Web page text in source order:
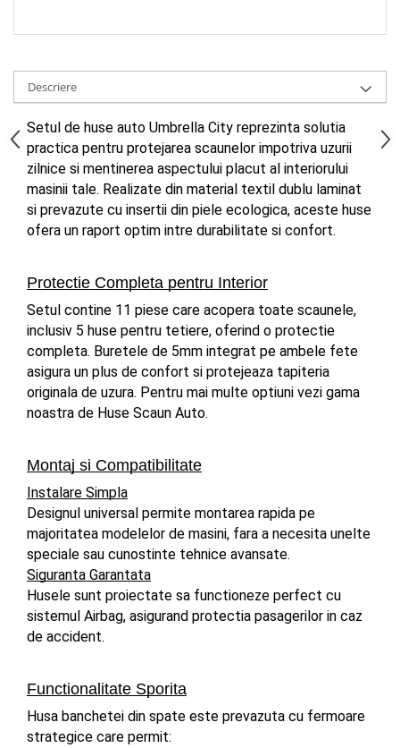
Lubrifianti si Spray-uri de Curatare
Curatare si Detailing Interior
Vopsitorie, Chituri si Adezivi
Curatare si Detailing Exterior
Articole Auto Sezoniere
Produse de Iarna
Cabluri Pornire
Blog
Descriere
Setul de huse auto Umbrella City reprezinta solutia
practica pentru protejarea scaunelor impotriva uzurii
zilnice si mentinerea aspectului placut al interiorului
masinii tale. Realizate din material textil dublu laminat
si prevazute cu insertii din piele ecologica, aceste huse
ofera un raport optim intre durabilitate si confort.
Protectie Completa pentru Interior
Setul contine 11 piese care acopera toate scaunele,
inclusiv 5 huse pentru tetiere, oferind o protectie
completa. Buretele de 5mm integrat pe ambele fete
asigura un plus de confort si protejeaza tapiteria
originala de uzura. Pentru mai multe optiuni vezi gama
noastra de Huse Scaun Auto.
Montaj si Compatibilitate
Instalare Simpla
Designul universal permite montarea rapida pe
majoritatea modelelor de masini, fara a necesita unelte
speciale sau cunostinte tehnice avansate.
Siguranta Garantata
Husele sunt proiectate sa functioneze perfect cu
sistemul Airbag, asigurand protectia pasagerilor in caz
de accident.
Functionalitate Sporita
Husa banchetei din spate este prevazuta cu fermoare
strategice care permit: